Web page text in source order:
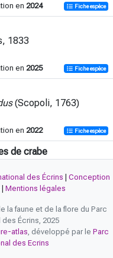
en 2024 Fiche espèce
1833
en 2025 Fiche espèce
(Scopoli, 1763)
en 2022 Fiche espèce
de crabe
en2026
(Linnaeus, 1758)
des Écrins
Conception
Mentions légales
la faune et de la flore du Parc
des Écrins, 2025
atlas, développé par le Parc
des Ecrins